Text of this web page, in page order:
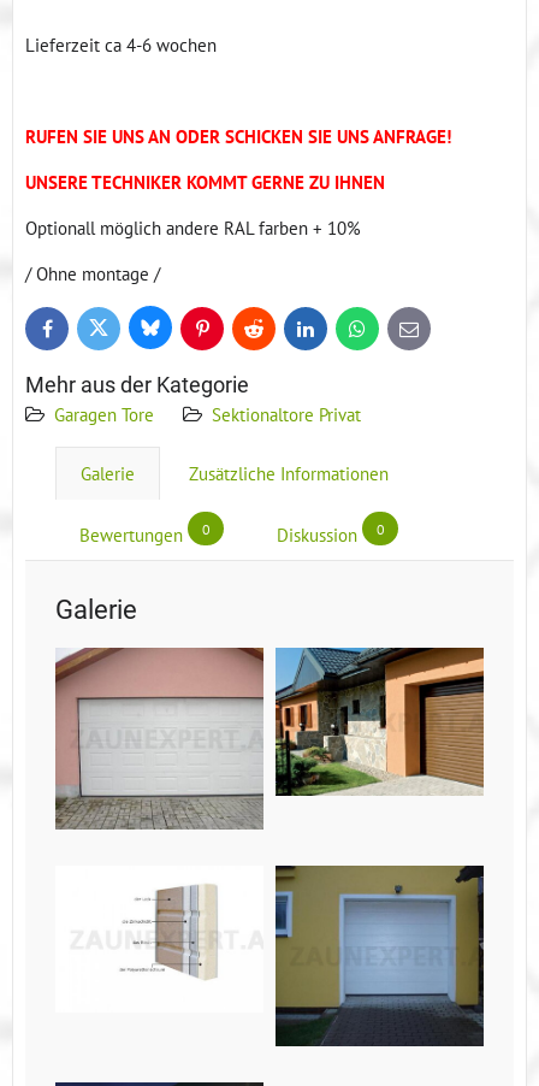
Lieferzeit ca 4-6 wochen
RUFEN SIE UNS AN ODER SCHICKEN SIE UNS ANFRAGE!
UNSERE TECHNIKER KOMMT GERNE ZU IHNEN
Optionall möglich andere RAL farben + 10%
/ Ohne montage /
FacebookTwitter BlueskyPinterestReddit LinkedInWhatsApp
E-
mail
Mehr aus der Kategorie
Garagen Tore Sektionaltore Privat
Galerie Zusätzliche Informationen
Bewertungen 0 Diskussion 0
Galerie